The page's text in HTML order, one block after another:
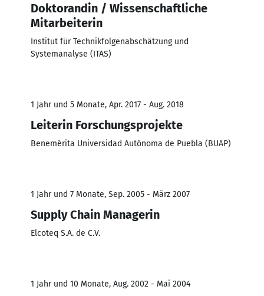
Doktorandin / Wissenschaftliche
Mitarbeiterin
Institut für Technikfolgenabschätzung und
Systemanalyse (ITAS)
1 Jahr und 5 Monate, Apr. 2017 - Aug. 2018
Leiterin Forschungsprojekte
Benemérita Universidad Autónoma de Puebla (BUAP)
1 Jahr und 7 Monate, Sep. 2005 - März 2007
Supply Chain Managerin
Elcoteq S.A. de C.V.
1 Jahr und 10 Monate, Aug. 2002 - Mai 2004